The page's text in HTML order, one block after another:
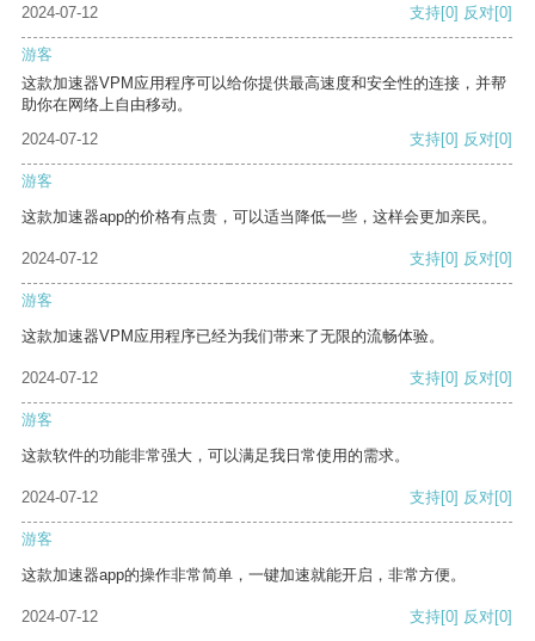
2024-07-12 支持[0] 反对[0]
游客
这款加速器VPM应用程序可以给你提供最高速度和安全性的连接，并帮
助你在网络上自由移动。
2024-07-12
支持[0] 反对[0]
游客
这款加速器app的价格有点贵，可以适当降低一些，这样会更加亲民。
2024-07-12 支持[0] 反对[0]
游客
这款加速器VPM应用程序已经为我们带来了无限的流畅体验。
2024-07-12 支持[0] 反对[0]
游客
这款软件的功能非常强大，可以满足我日常使用的需求。
2024-07-12 支持[0] 反对[0]
游客
这款加速器app的操作非常简单，一键加速就能开启，非常方便。
2024-07-12 支持[0] 反对[0]